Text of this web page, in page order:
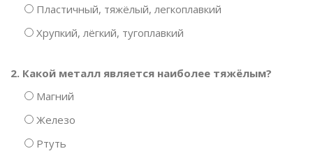
Пластичный, тяжёлый, легкоплавкий
Хрупкий, лёгкий, тугоплавкий
2. Какой металл является наиболее тяжёлым?
Магний
Железо
Ртуть